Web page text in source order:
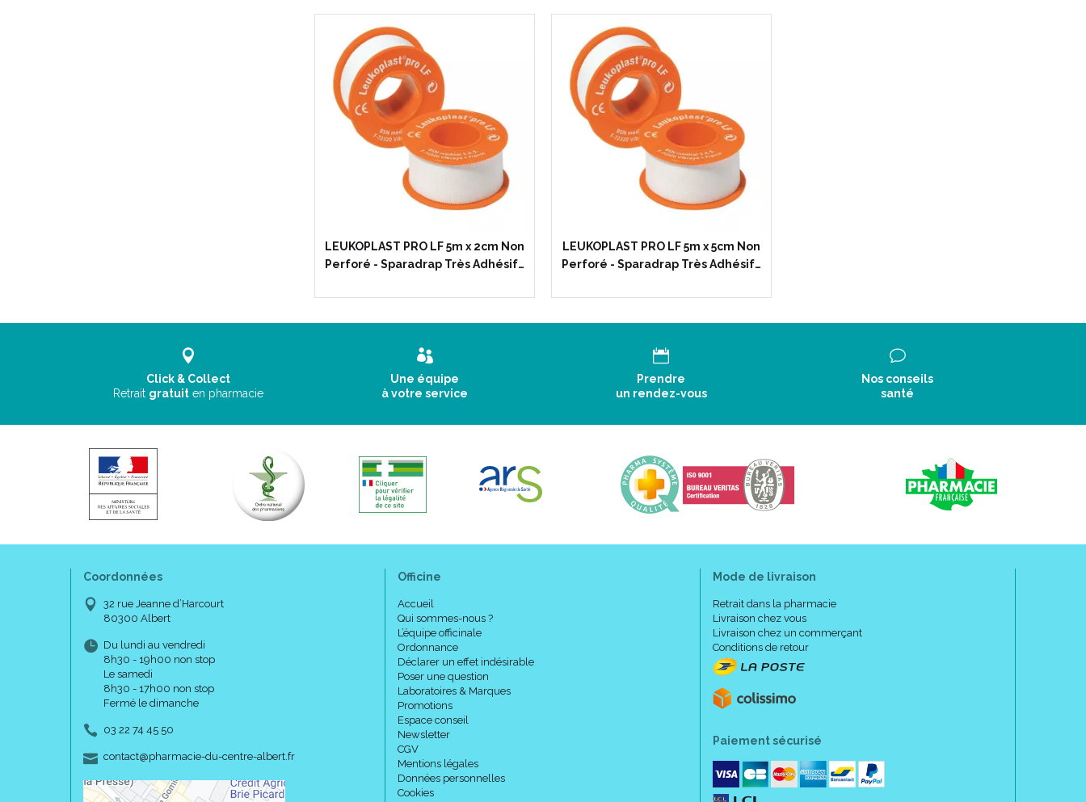
LEUKOPLAST PRO LF 5m x 2cm Non
Perforé - Sparadrap Très Adhésif…
LEUKOPLAST PRO LF 5m x 5cm Non
Perforé - Sparadrap Très Adhésif…
Click & Collect
Retrait gratuit en pharmacie
Une équipe
à votre service
Prendre
un rendez-vous
Nos conseils
santé
Coordonnées
32 rue Jeanne d’Harcourt
80300 Albert
Du lundi au vendredi
8h30 - 19h00 non stop
Le samedi
8h30 - 17h00 non stop
Fermé le dimanche
03 22 74 45 50
contact-
@-
pharmacie-du-centre-albert.fr
Officine
Accueil
Qui sommes-nous ?
L’équipe officinale
Ordonnance
Déclarer un effet indésirable
Poser une question
Laboratoires & Marques
Promotions
Espace conseil
Newsletter
CGV
Mentions légales
Données personnelles
Cookies
Mode de livraison
Retrait dans la pharmacie
Livraison chez vous
Livraison chez un commerçant
Conditions de retour
Paiement sécurisé